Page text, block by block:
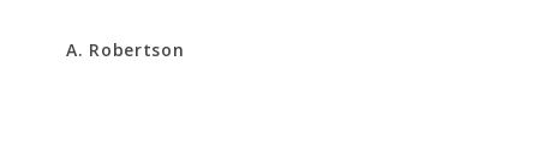
A. Robertson